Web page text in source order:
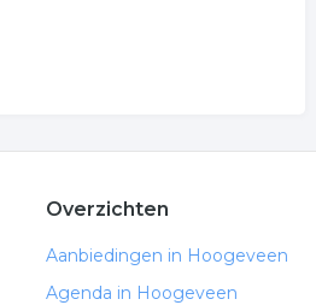
Overzichten
Aanbiedingen in Hoogeveen
Agenda in Hoogeveen